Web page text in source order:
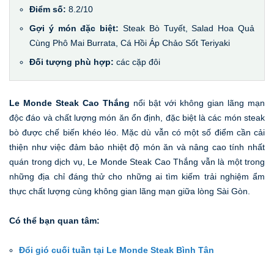
Điểm số: 8.2/10
Gợi ý món đặc biệt: Steak Bò Tuyết, Salad Hoa Quả
Cùng Phô Mai Burrata, Cá Hồi Áp Chảo Sốt Teriyaki
Đối tượng phù hợp: các cặp đôi
Le Monde Steak Cao Thắng nổi bật với không gian lãng mạn
độc đáo và chất lượng món ăn ổn định, đặc biệt là các món steak
bò được chế biến khéo léo. Mặc dù vẫn có một số điểm cần cải
thiện như việc đảm bảo nhiệt độ món ăn và nâng cao tính nhất
quán trong dịch vụ, Le Monde Steak Cao Thắng vẫn là một trong
những địa chỉ đáng thử cho những ai tìm kiếm trải nghiệm ẩm
thực chất lượng cùng không gian lãng mạn giữa lòng Sài Gòn.
Có thể bạn quan tâm:
Đổi gió cuối tuần tại Le Monde Steak Bình Tân